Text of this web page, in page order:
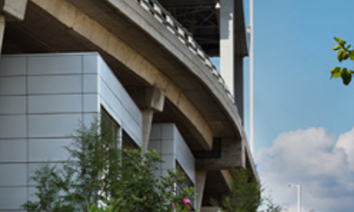
הסכם הזיכיון ובהתאם למדד
החל מיום רביעי, ט"ז בתמוז,
התשפ"ו, ה-1 ביולי 2026, יעודכן תעריף האגרה
במנהרות הכרמל:
פרטי יעמוד על 11.97 ₪